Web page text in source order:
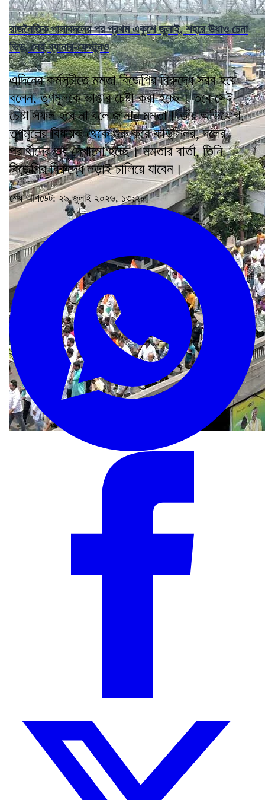
রাজনৈতিক পালাবদলের পর প্রথম একুশে জুলাই, শহরে উধাও চেনা
ভিড়, নেই ব্যানার-ফেস্টুনও
এদিনের কর্মসূচীতে মমতা বিজেপির বিরুদ্ধে সরব হয়ে
বলেন, তৃণমূলকে ভাঙার চেষ্টা করা হচ্ছে। তবে সেই
চেষ্টা সফল হবে না বলে জানান মমতা। তাঁর অভিযোগ,
তৃণমূলের বিধায়ক থেকে শুরু করে কাউন্সিলর, দলের
প্রার্থীদের ভয় দেখানো হচ্ছে। মমতার বার্তা, তিনি
বিজেপির বিরুদ্ধে লড়াই চালিয়ে যাবেন।
শেষ আপডেট: ২৯ জুলাই ২০২৬, ১৩:২৮